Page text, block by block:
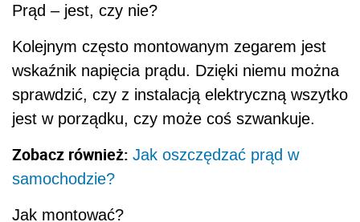
Prąd – jest, czy nie?
Kolejnym często montowanym zegarem jest
wskaźnik napięcia prądu. Dzięki niemu można
sprawdzić, czy z instalacją elektryczną wszytko
jest w porządku, czy może coś szwankuje.
Zobacz również: Jak oszczędzać prąd w
samochodzie?
Jak montować?